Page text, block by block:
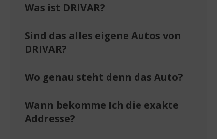
Was ist DRIVAR?
Sind das alles eigene Autos von
DRIVAR?
Wo genau steht denn das Auto?
Wann bekomme Ich die exakte
Addresse?